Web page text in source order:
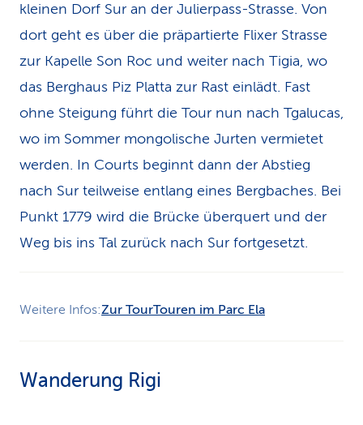
kleinen Dorf Sur an der Julierpass-Strasse. Von
dort geht es über die präpartierte Flixer Strasse
zur Kapelle Son Roc und weiter nach Tigia, wo
das Berghaus Piz Platta zur Rast einlädt. Fast
ohne Steigung führt die Tour nun nach Tgalucas,
wo im Sommer mongolische Jurten vermietet
werden. In Courts beginnt dann der Abstieg
nach Sur teilweise entlang eines Bergbaches. Bei
Punkt 1779 wird die Brücke überquert und der
Weg bis ins Tal zurück nach Sur fortgesetzt.
Weitere Infos:Zur TourTouren im Parc Ela
Wanderung Rigi